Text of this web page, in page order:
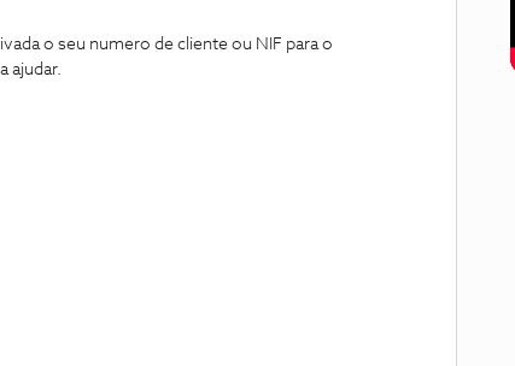
o seu numero de cliente ou NIF para o
ajudar.